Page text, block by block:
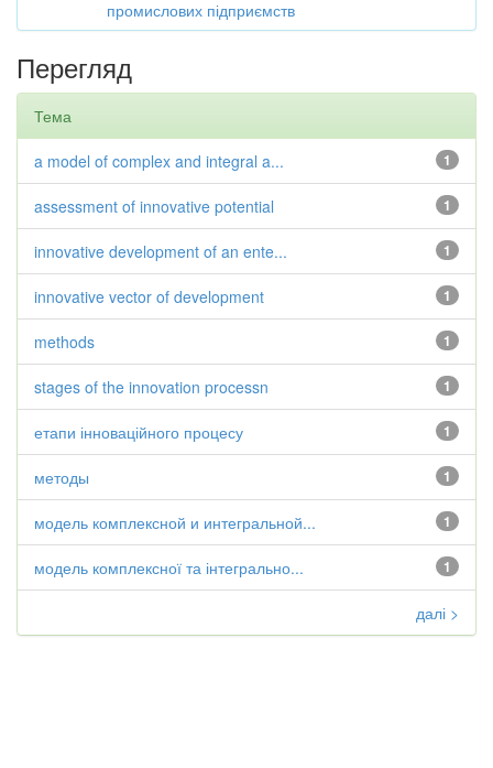
промислових підприємств
Перегляд
Тема
1
a model of complex and integral a...
1
assessment of innovative potential
1
innovative development of an ente...
1
innovative vector of development
1
methods
1
stages of the innovation processn
1
етапи інноваційного процесу
1
методы
1
модель комплексной и интегральной...
1
модель комплексної та інтегрально...
далі >